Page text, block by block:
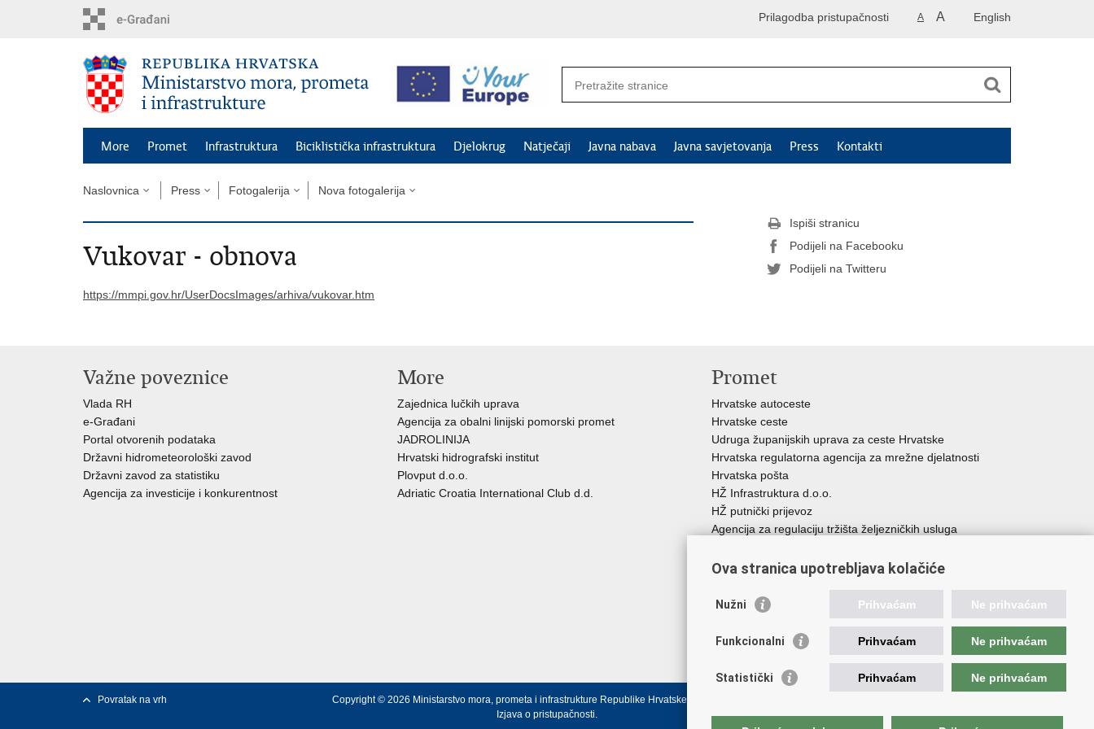
English
A A
Prilagodba pristupačnosti
More Promet Infrastruktura Biciklistička infrastruktura Djelokrug Natječaji Javna nabava Javna savjetovanja Press Kontakti
Naslovnica Press Fotogalerija Nova fotogalerija
Vukovar - obnova
https://mmpi.gov.hr/UserDocsImages/arhiva/vukovar.htm
Ispiši stranicu
Podijeli na Facebooku
Podijeli na Twitteru
Važne poveznice
Vlada RH
e-Građani
Portal otvorenih podataka
Državni hidrometeorološki zavod
Državni zavod za statistiku
Agencija za investicije i konkurentnost
More
Zajednica lučkih uprava
Agencija za obalni linijski pomorski promet
JADROLINIJA
Hrvatski hidrografski institut
Plovput d.o.o.
Adriatic Croatia International Club d.d.
Promet
Hrvatske autoceste
Hrvatske ceste
Udruga županijskih uprava za ceste Hrvatske
Hrvatska regulatorna agencija za mrežne djelatnosti
Hrvatska pošta
HŽ Infrastruktura d.o.o.
HŽ putnički prijevoz
Agencija za regulaciju tržišta željezničkih usluga
Croatia Airlines
Hrvatska kontrola zračne plovidbe
Agencija za istraživanje nesreća u zračnom, pomorskom i
Povratak na vrh Copyright © 2026 Ministarstvo mora, prometa i infrastrukture Republike Hrvatske.
Izjava o pristupačnosti.
Ova stranica upotrebljava kolačiće
Nužni Prihvaćam Ne prihvaćam
Funkcionalni Prihvaćam Ne prihvaćam
Statistički Prihvaćam Ne prihvaćam